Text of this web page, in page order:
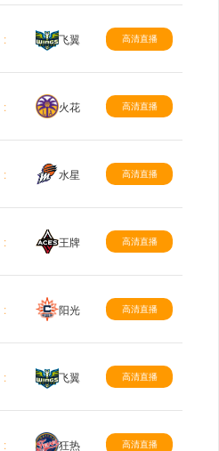
: 飞翼 高清直播
: 火花 高清直播
: 水星 高清直播
: 王牌 高清直播
: 阳光 高清直播
: 飞翼 高清直播
: 狂热 高清直播